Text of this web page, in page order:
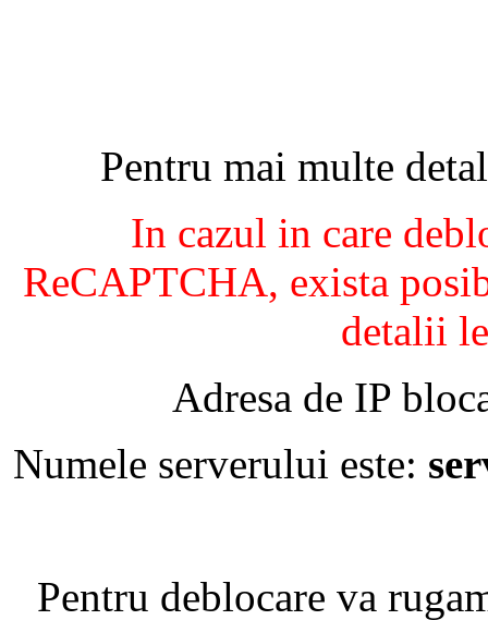
Pentru mai multe
In cazul in care
ReCAPTCHA, exista
detalii
Adresa de IP
Numele serverului este:
Pentru deblocare va